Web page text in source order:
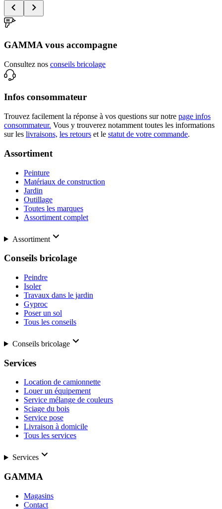
GAMMA vous accompagne
Consultez nos conseils bricolage
Infos consommateur
Trouvez facilement la réponse à vos questions sur notre page infos
consommateur. Vous y trouverez notamment toutes les informations
sur les livraisons, les retours et le statut de votre commande.
Assortiment
Peinture
Matériaux de construction
Jardin
Outillage
Toutes les marques
Assortiment complet
Assortiment
Conseils bricolage
Peindre
Isoler
Travaux dans le jardin
Gyproc
Poser un sol
Tous les conseils
Conseils bricolage
Services
Location de camionnette
Louer un équipement
Service mélange de couleurs
Sciage du bois
Service pose
Livraison à domicile
Tous les services
Services
GAMMA
Magasins
Contact